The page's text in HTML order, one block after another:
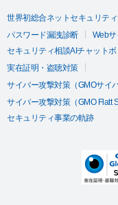
世界初総合ネットセキュリテ
パスワード漏洩診断
Web
セキュリティ相談AIチャットボ
実在証明・盗聴対策
サイバー攻撃対策（GMOサイ
サイバー攻撃対策（GMO Flatt
セキュリティ事業の軌跡